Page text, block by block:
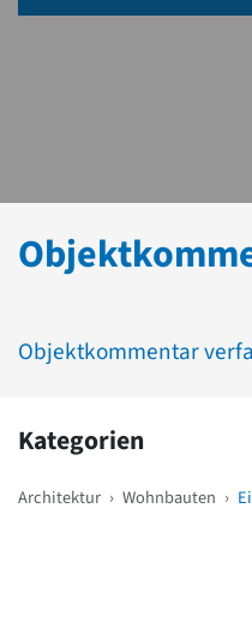
Objektkommentar
Kategorien
Architektur › Wohnbauten ›